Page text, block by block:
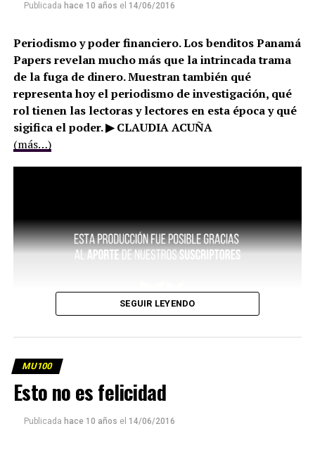
Publicada hace 10 años el 14/06/2016
Periodismo y poder financiero. Los benditos Panamá
Papers revelan mucho más que la intrincada trama
de la fuga de dinero. Muestran también qué
representa hoy el periodismo de investigación, qué
rol tienen las lectoras y lectores en esta época y qué
sigifica el poder. ▶ CLAUDIA ACUÑA
(más…)
SEGUIR LEYENDO
MU100
Esto no es felicidad
Publicada hace 10 años el 14/06/2016